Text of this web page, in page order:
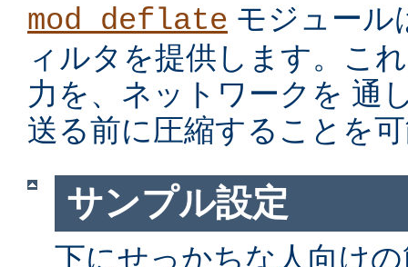
mod_deflate モジュー
ィルタを提供します。こ
力を、ネットワークを 通
送る前に圧縮することを
サンプル設定
下にせっかちな人向け